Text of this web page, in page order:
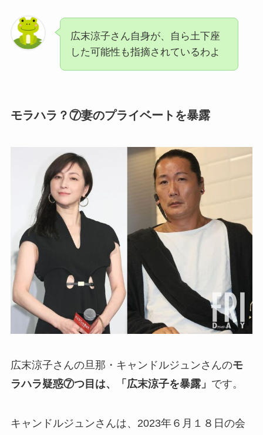
広末涼子さん自身が、自ら土下座
した可能性も指摘されているわよ
モラハラ？⑦妻のプライベートを暴露
広末涼子さんの旦那・キャンドルジュンさんのモ
ラハラ疑惑⑦つ目は、「広末涼子を暴露」 です。
キャンドルジュンさんは、2023年６月１８日の会